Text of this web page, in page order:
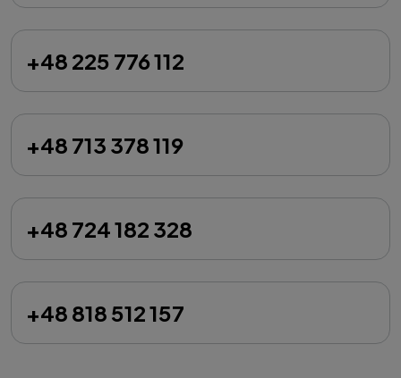
+48 225 776 112
+48 713 378 119
+48 724 182 328
+48 818 512 157